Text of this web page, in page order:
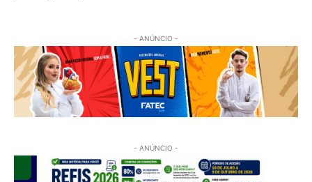
- ANÚNCIO -
- ANÚNCIO -